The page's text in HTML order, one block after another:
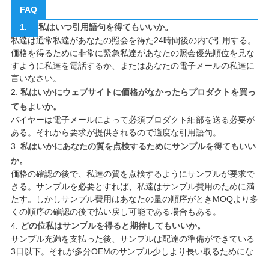
FAQ
1.
私はいつ引用語句を得てもいいか。
私達は通常私達があなたの照会を得た24時間後の内で引用する。
価格を得るために非常に緊急私達があなたの照会優先順位を見な
すように私達を電話するか、またはあなたの電子メールの私達に
言いなさい。
2. 私はいかにウェブサイトに価格がなかったらプロダクトを買っ
てもよいか。
バイヤーは電子メールによって必須プロダクト細部を送る必要が
ある。それから要求が提供されるので適度な引用語句。
3. 私はいかにあなたの質を点検するためにサンプルを得てもいい
か。
価格の確認の後で、私達の質を点検するようにサンプルが要求で
きる。サンプルを必要とすれば、私達はサンプル費用のために満
たす。しかしサンプル費用はあなたの量の順序がときMOQより多
くの順序の確認の後で払い戻し可能である場合もある。
4. どの位私はサンプルを得ると期待してもいいか。
サンプル充満を支払った後、サンプルは配達の準備ができている
3日以下。それが多分OEMのサンプル少しより長い取るためにな